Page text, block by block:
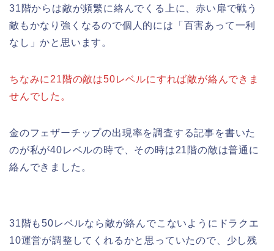
31階からは敵が頻繁に絡んでくる上に、赤い扉で戦う
敵もかなり強くなるので個人的には「百害あって一利
なし」かと思います。
ちなみに21階の敵は50レベルにすれば敵が絡んできま
せんでした。
金のフェザーチップの出現率を調査する記事を書いた
のが私が40レベルの時で、その時は21階の敵は普通に
絡んできました。
31階も50レベルなら敵が絡んでこないようにドラクエ
10運営が調整してくれるかと思っていたので、少し残